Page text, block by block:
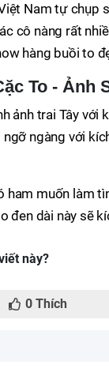
Nam tự chụp
cô nàng rất
hàng buồi to
To - Ảnh
ảnh trai Tây
ngỡ ngàng với
ham muốn làm
đen dài này sẽ
này?
0Thích